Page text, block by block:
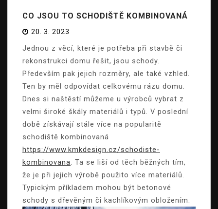
CO JSOU TO SCHODIŠTĚ KOMBINOVANÁ
20. 3. 2023
Jednou z věcí, které je potřeba při stavbě či
rekonstrukci domu řešit, jsou schody.
Především pak jejich rozměry, ale také vzhled.
Ten by měl odpovídat celkovému rázu domu.
Dnes si naštěstí můžeme u výrobců vybrat z
velmi široké škály materiálů i typů. V poslední
době získávají stále více na popularitě
schodiště kombinovaná
https://www.kmkdesign.cz/schodiste-
kombinovana
. Ta se liší od těch běžných tím,
že je při jejich výrobě použito více materiálů.
Typickým příkladem mohou být betonové
schody s dřevěným či kachlíkovým obložením.